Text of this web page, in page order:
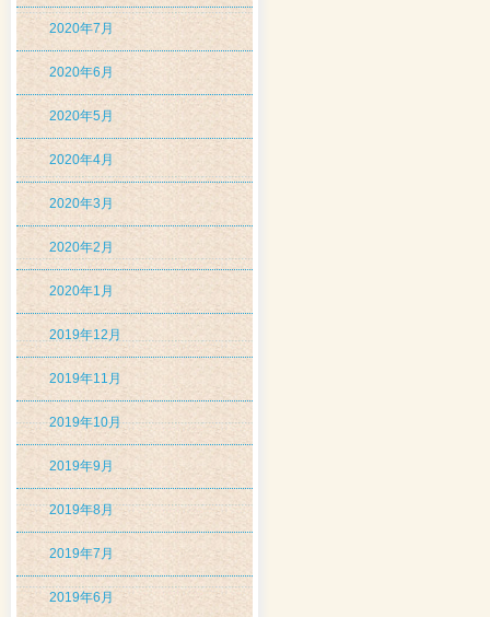
2020年7月
2020年6月
2020年5月
2020年4月
2020年3月
2020年2月
2020年1月
2019年12月
2019年11月
2019年10月
2019年9月
2019年8月
2019年7月
2019年6月